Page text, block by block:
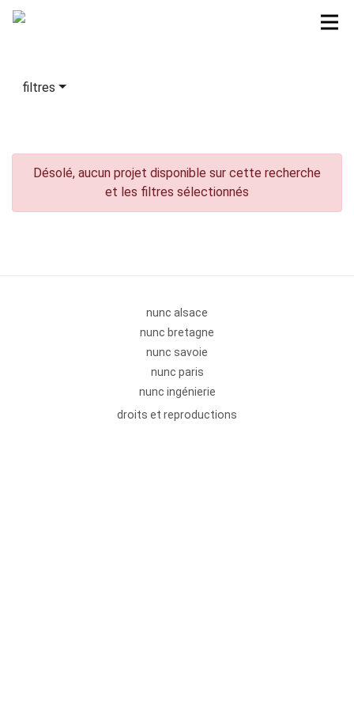
filtres
Désolé, aucun projet disponible sur cette recherche
et les filtres sélectionnés
nunc alsace
nunc bretagne
nunc savoie
nunc paris
nunc ingénierie
droits et reproductions